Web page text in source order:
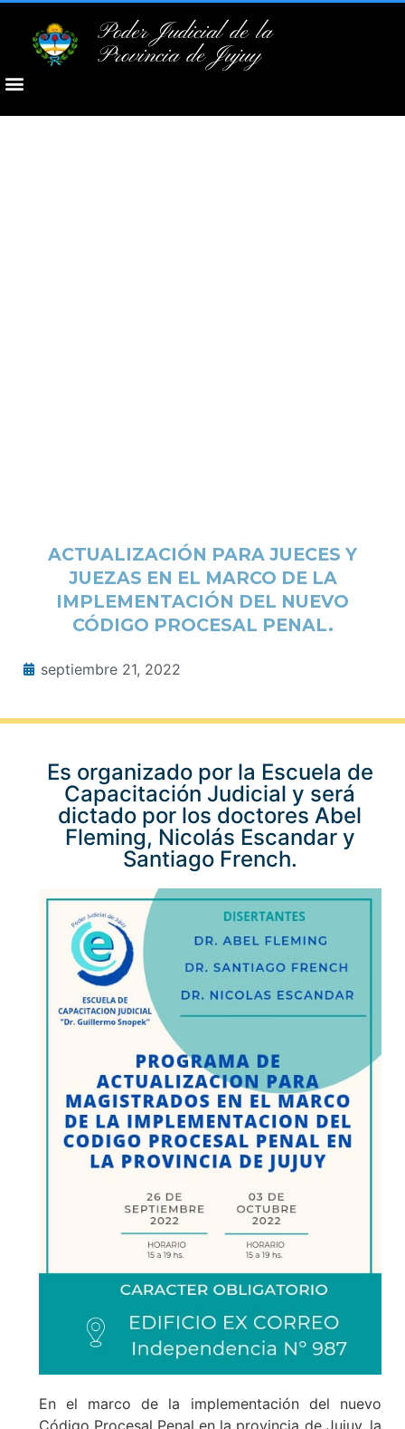
Poder Judicial de la
Provincia de Jujuy
ACTUALIZACIÓN PARA JUECES Y
JUEZAS EN EL MARCO DE LA
IMPLEMENTACIÓN DEL NUEVO
CÓDIGO PROCESAL PENAL.
septiembre 21, 2022
Es organizado por la Escuela de
Capacitación Judicial y será
dictado por los doctores Abel
Fleming, Nicolás Escandar y
Santiago French.
En el marco de la implementación del nuevo